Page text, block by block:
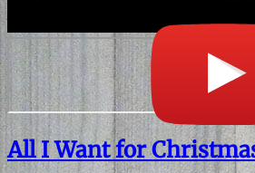
All I Want for